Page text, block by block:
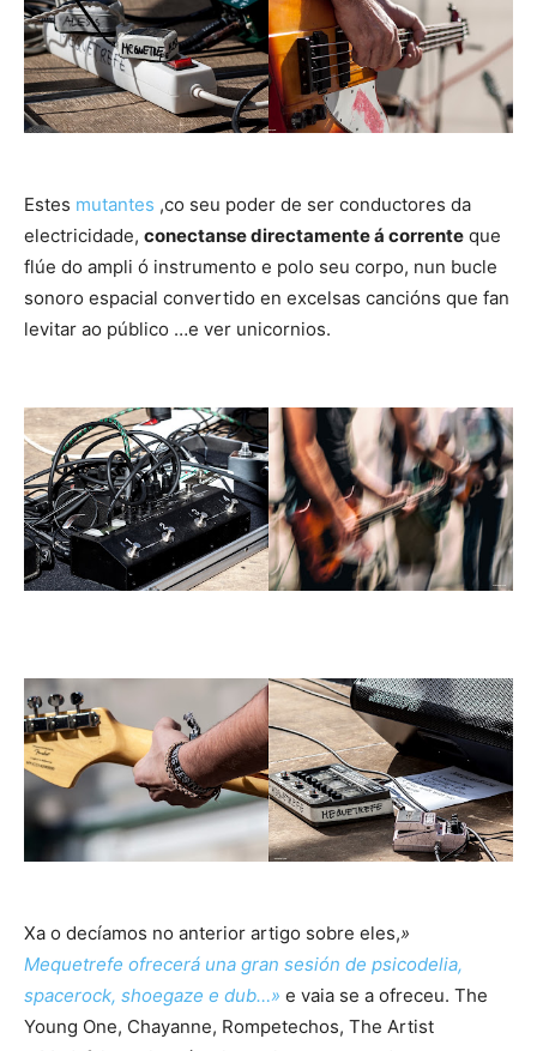
Estes mutantes ,co seu poder de ser conductores da
electricidade, conectanse directamente á corrente que
flúe do ampli ó instrumento e polo seu corpo, nun bucle
sonoro espacial convertido en excelsas cancións que fan
levitar ao público …e ver unicornios.
Xa o decíamos no anterior artigo sobre eles,»
Mequetrefe ofrecerá una gran sesión de psicodelia,
spacerock, shoegaze e dub…» e vaia se a ofreceu. The
Young One, Chayanne, Rompetechos, The Artist